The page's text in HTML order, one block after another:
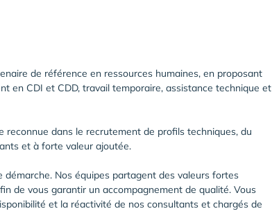
de référence en ressources humaines, en proposant
en CDI et CDD, travail temporaire, assistance technique et
reconnue dans le recrutement de profils techniques, du
et à forte valeur ajoutée.
démarche. Nos équipes partagent des valeurs fortes
de vous garantir un accompagnement de qualité. Vous
et la réactivité de nos consultants et chargés de